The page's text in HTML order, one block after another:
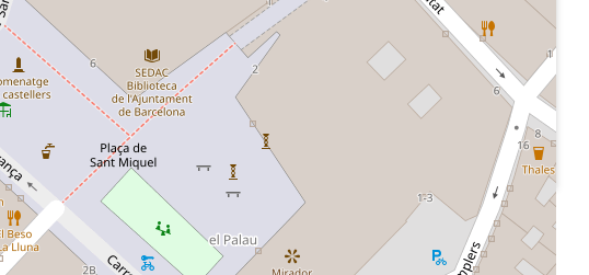
1963
Cadena SER
Fragment d'una
entrevista a la cantant
Rocío Jurado.
Cadena SER
Presentació d'un tema
musical i comiat
1967-02-01
Radio Nacional de